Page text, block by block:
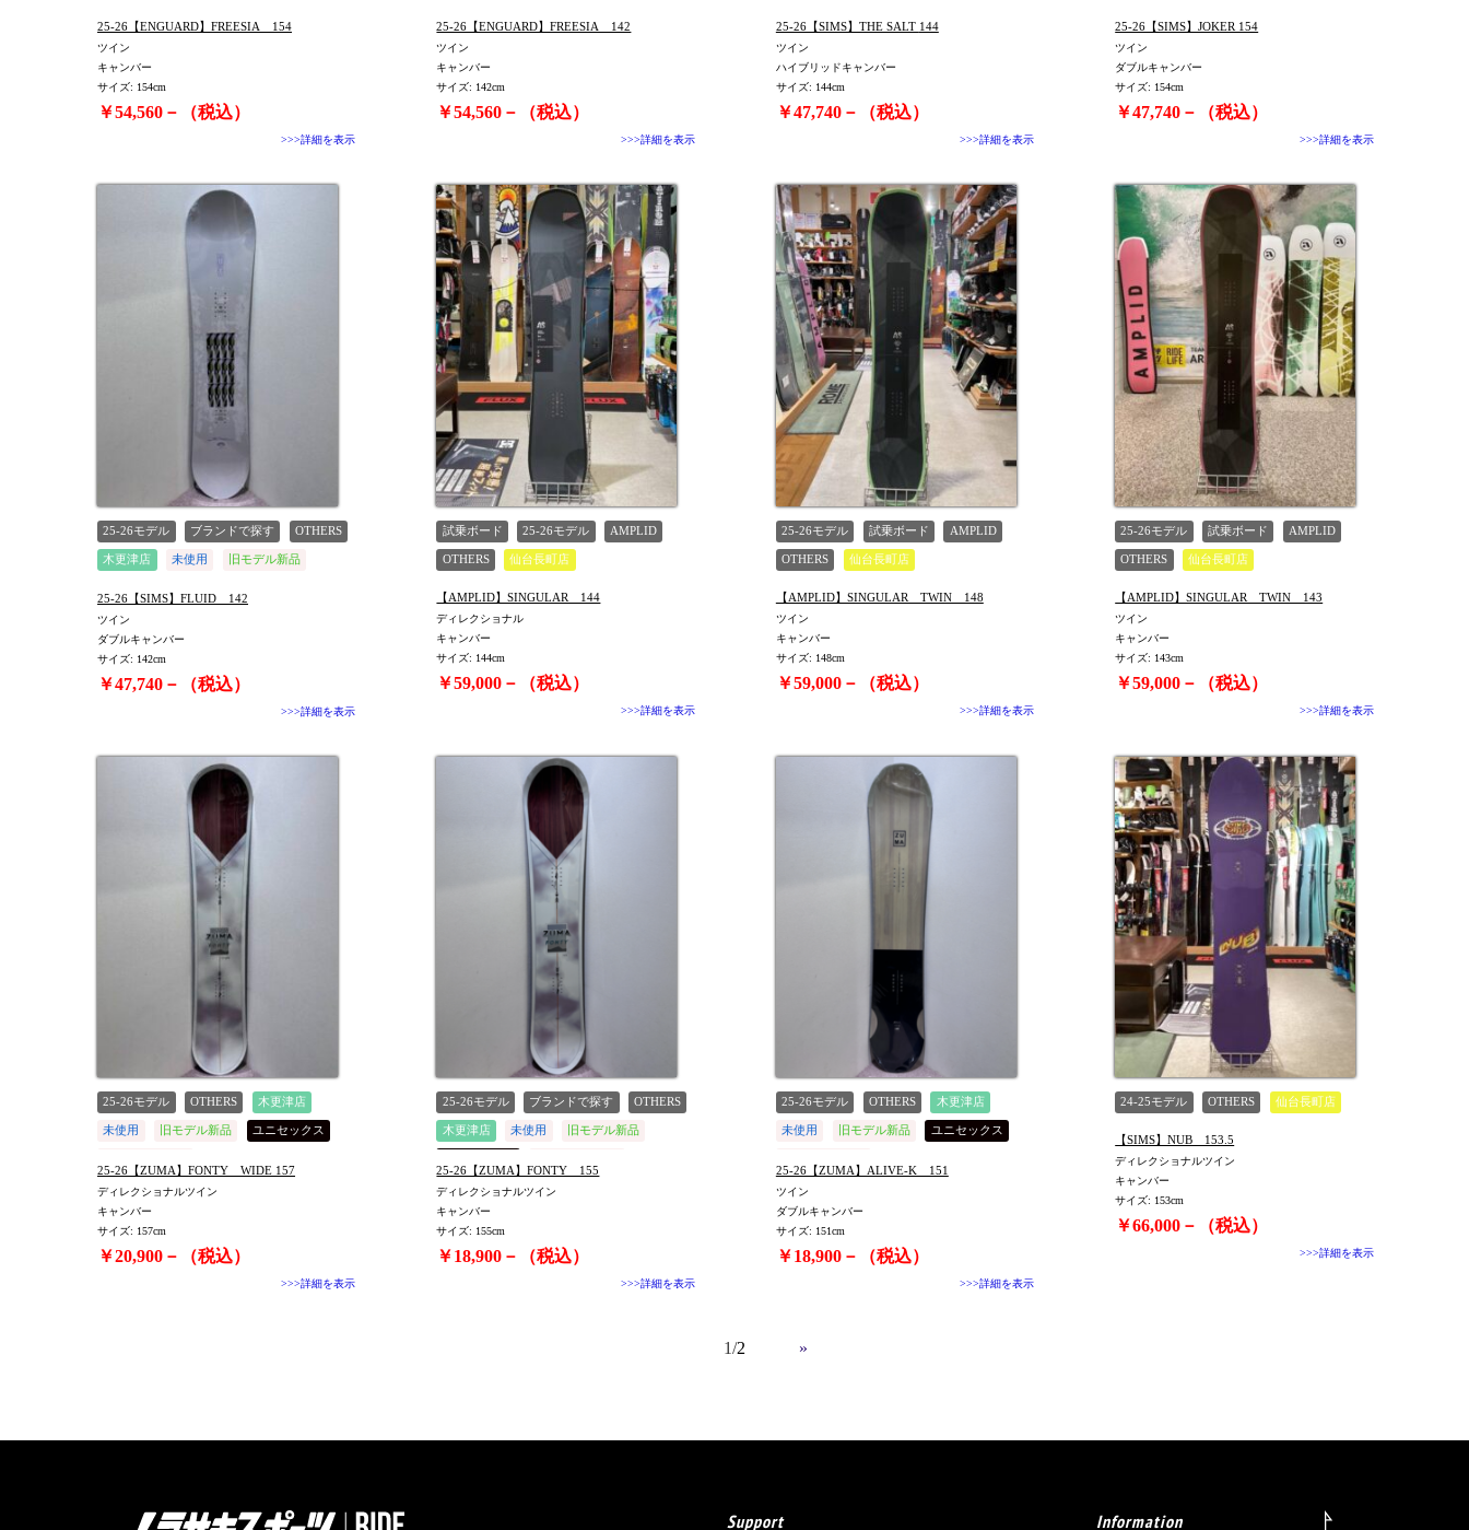
25-26【ENGUARD】FREESIA 154
ツイン
キャンバー
サイズ: 154cm
￥54,560－（税込）
>>>詳細を表示
25-26【ENGUARD】FREESIA 142
ツイン
キャンバー
サイズ: 142cm
￥54,560－（税込）
>>>詳細を表示
25-26【SIMS】THE SALT 144
ツイン
ハイブリッドキャンバー
サイズ: 144cm
￥47,740－（税込）
>>>詳細を表示
25-26【SIMS】JOKER 154
ツイン
ダブルキャンバー
サイズ: 154cm
￥47,740－（税込）
>>>詳細を表示
25-26モデル ブランドで探す OTHERS
木更津店 未使用 旧モデル新品
25-26【SIMS】FLUID 142
ツイン
ダブルキャンバー
サイズ: 142cm
￥47,740－（税込）
>>>詳細を表示
試乗ボード 25-26モデル AMPLID
OTHERS 仙台長町店
【AMPLID】SINGULAR 144
ディレクショナル
キャンバー
サイズ: 144cm
￥59,000－（税込）
>>>詳細を表示
25-26モデル 試乗ボード AMPLID
OTHERS 仙台長町店
【AMPLID】SINGULAR TWIN 148
ツイン
キャンバー
サイズ: 148cm
￥59,000－（税込）
>>>詳細を表示
25-26モデル 試乗ボード AMPLID
OTHERS 仙台長町店
【AMPLID】SINGULAR TWIN 143
ツイン
キャンバー
サイズ: 143cm
￥59,000－（税込）
>>>詳細を表示
25-26モデル OTHERS 木更津店
未使用 旧モデル新品 ユニセックス
25-26【ZUMA】FONTY WIDE 157
ディレクショナルツイン
キャンバー
サイズ: 157cm
￥20,900－（税込）
>>>詳細を表示
25-26モデル ブランドで探す OTHERS
木更津店 未使用 旧モデル新品
25-26【ZUMA】FONTY 155
ディレクショナルツイン
キャンバー
サイズ: 155cm
￥18,900－（税込）
>>>詳細を表示
25-26モデル OTHERS 木更津店
未使用 旧モデル新品 ユニセックス
25-26【ZUMA】ALIVE-K 151
ツイン
ダブルキャンバー
サイズ: 151cm
￥18,900－（税込）
>>>詳細を表示
24-25モデル OTHERS 仙台長町店
【SIMS】NUB 153.5
ディレクショナルツイン
キャンバー
サイズ: 153cm
￥66,000－（税込）
>>>詳細を表示
1 »
2
Support Information